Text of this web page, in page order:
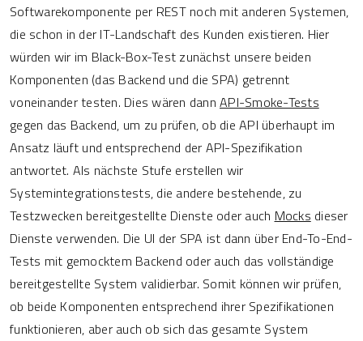
Softwarekomponente per REST noch mit anderen Systemen,
die schon in der IT-Landschaft des Kunden existieren. Hier
würden wir im Black-Box-Test zunächst unsere beiden
Komponenten (das Backend und die SPA) getrennt
voneinander testen. Dies wären dann API-Smoke-Tests
gegen das Backend, um zu prüfen, ob die API überhaupt im
Ansatz läuft und entsprechend der API-Spezifikation
antwortet. Als nächste Stufe erstellen wir
Systemintegrationstests, die andere bestehende, zu
Testzwecken bereitgestellte Dienste oder auch Mocks dieser
Dienste verwenden. Die UI der SPA ist dann über End-To-End-
Tests mit gemocktem Backend oder auch das vollständige
bereitgestellte System validierbar. Somit können wir prüfen,
ob beide Komponenten entsprechend ihrer Spezifikationen
funktionieren, aber auch ob sich das gesamte System